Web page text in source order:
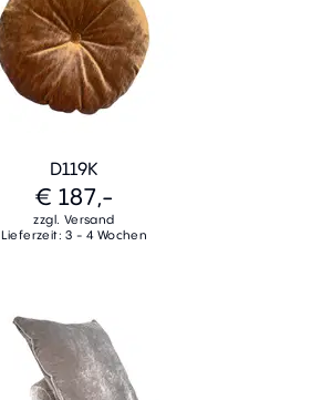
D119K
€ 187,-
zzgl. Versand
Lieferzeit: 3 - 4 Wochen